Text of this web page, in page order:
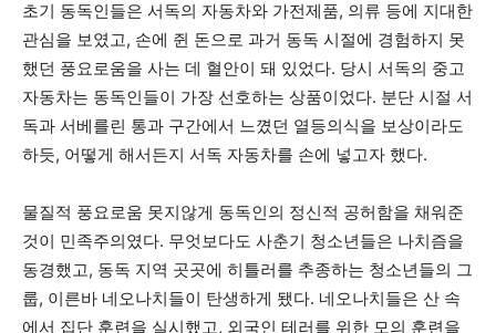
초기 동독인들은 서독의 자동차와 가전제품, 의류 등에 지대한
관심을 보였고, 손에 쥔 돈으로 과거 동독 시절에 경험하지 못
했던 풍요로움을 사는 데 혈안이 돼 있었다. 당시 서독의 중고
자동차는 동독인들이 가장 선호하는 상품이었다. 분단 시절 서
독과 서베를린 통과 구간에서 느꼈던 열등의식을 보상이라도
하듯, 어떻게 해서든지 서독 자동차를 손에 넣고자 했다.
물질적 풍요로움 못지않게 동독인의 정신적 공허함을 채워준
것이 민족주의였다. 무엇보다도 사춘기 청소년들은 나치즘을
동경했고, 동독 지역 곳곳에 히틀러를 추종하는 청소년들의 그
룹, 이른바 네오나치들이 탄생하게 됐다. 네오나치들은 산 속
에서 집단 훈련을 실시했고, 외국인 테러를 위한 모의 훈련을